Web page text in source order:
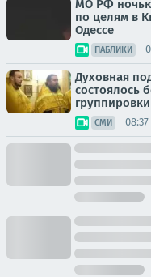
МО РФ
по целям в
Одессе
ПАБЛИКИ
Духовная
состоялось
СМИ 08:37